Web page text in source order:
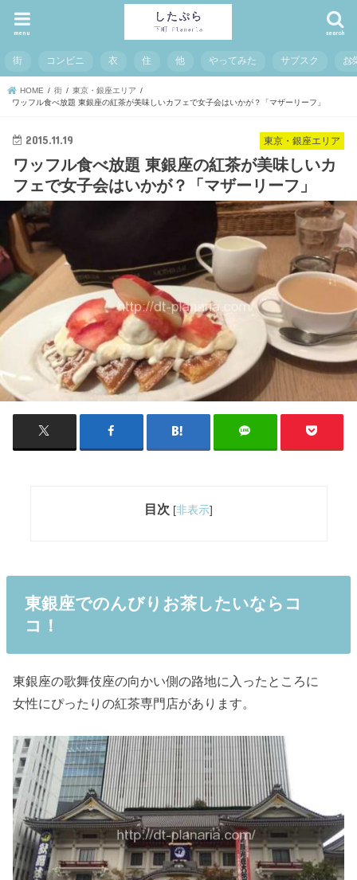
search
menu
街 コンビニ 衣 住 他 やってみた サブスク お
HOME 街
東京・銀座エリア
ワッフル食べ放題 東銀座の紅茶が美味しいカフェで女子会はいかが？「マザーリーフ」
東京・銀座エリア
2015.11.19
ワッフル食べ放題 東銀座の紅茶が美味しいカ
フェで女子会はいかが？「マザーリーフ」
目次 [非表示]
東銀座でのんびりお茶したいならコ
コ！
東銀座の歌舞伎座の向かい側の路地に入ったところに
女性にぴったりの紅茶専門店があります。